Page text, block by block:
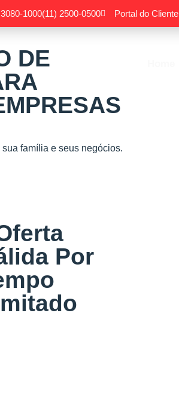
1000(11) 2500-0500 Portal do Cliente
DE
família e seus negócios.
Por